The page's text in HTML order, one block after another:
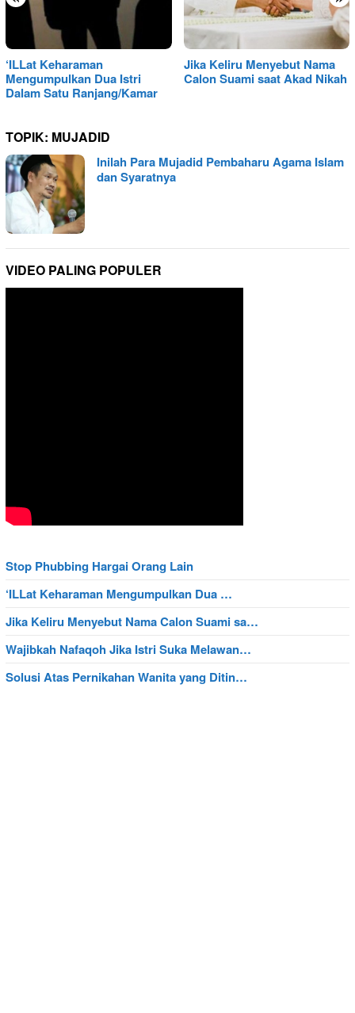
‘ILLat Keharaman
Mengumpulkan Dua Istri
Dalam Satu Ranjang/Kamar
Jika Keliru Menyebut Nama
Calon Suami saat Akad Nikah
TOPIK: MUJADID
Inilah Para Mujadid Pembaharu Agama Islam
dan Syaratnya
VIDEO PALING POPULER
Stop Phubbing Hargai Orang Lain
‘ILLat Keharaman Mengumpulkan Dua …
Jika Keliru Menyebut Nama Calon Suami sa…
Wajibkah Nafaqoh Jika Istri Suka Melawan…
Solusi Atas Pernikahan Wanita yang Ditin…